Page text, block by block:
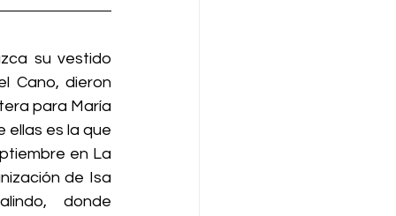
su vestido
Cano, dieron
para María
ellas es la que
en La
de Isa
donde